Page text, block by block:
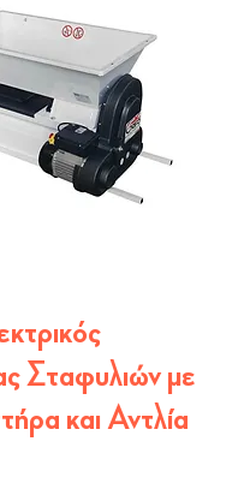
Σταφυλιών με
και Αντλία